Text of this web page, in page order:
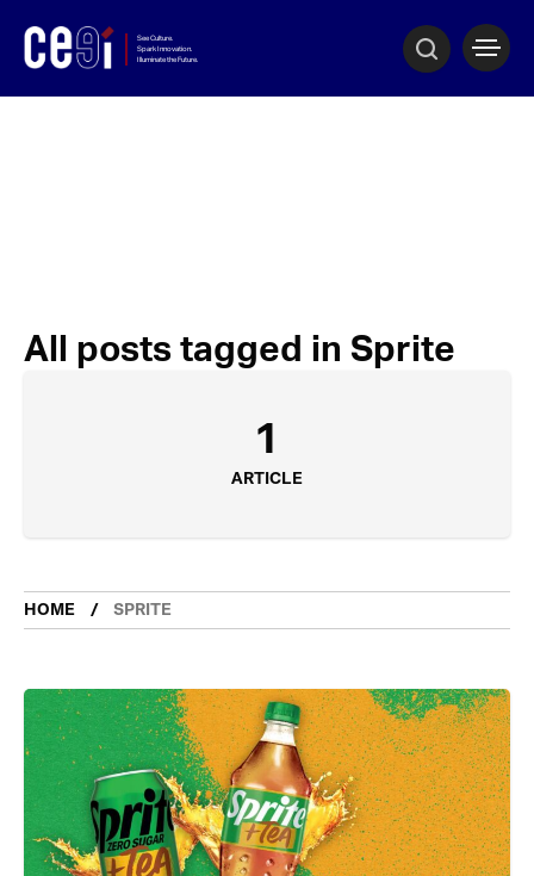
All posts tagged in Sprite
1
ARTICLE
HOME SPRITE